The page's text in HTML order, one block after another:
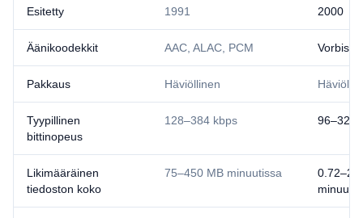
Esitetty 1991 2000
Äänikoodekkit AAC, ALAC, PCM Vorbis
Pakkaus Häviöllinen
Tyypillinen
bittinopeus
128–384 kbps 96–320
Likimääräinen
tiedoston koko
75–450 MB minuutissa